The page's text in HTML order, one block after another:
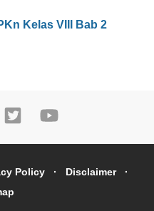
Kelas VIII Bab 2
Policy
Disclaimer